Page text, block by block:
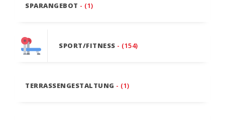
SPARANGEBOT - (1)
SPORT/FITNESS - (154)
TERRASSENGESTALTUNG - (1)